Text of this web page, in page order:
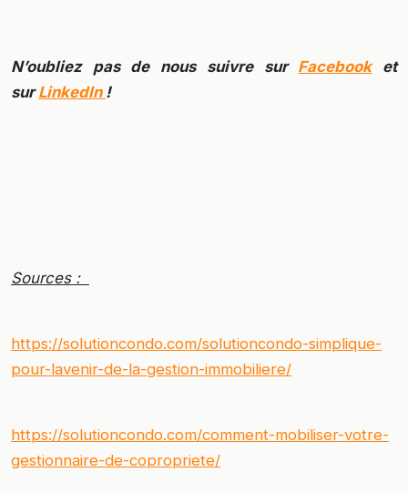
N’oubliez pas de nous suivre sur Facebooket
surLinkedIn !
Sources :
https://solutioncondo.com/solutioncondo-simplique-
pour-lavenir-de-la-gestion-immobiliere/
https://solutioncondo.com/comment-mobiliser-votre-
gestionnaire-de-copropriete/